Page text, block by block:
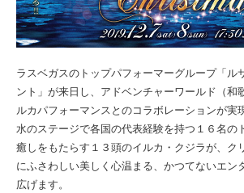
ラスベガスのトップパフォーマーグループ「ル
ント」が来日し、アドベンチャーワールド（和
ルカパフォーマンスとのコラボレーションが実
水のステージで各国の代表経験を持つ１６名の
癒しをもたらす１３頭のイルカ・クジラが、ク
にふさわしい美しく心温まる、かつてないエン
広げます。